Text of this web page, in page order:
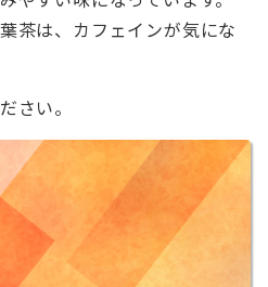
茶は、カフェインが気にな
さい。